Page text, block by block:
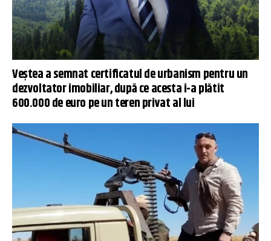
Veștea a semnat certificatul de urbanism pentru un
dezvoltator imobiliar, după ce acesta i-a plătit
600.000 de euro pe un teren privat al lui